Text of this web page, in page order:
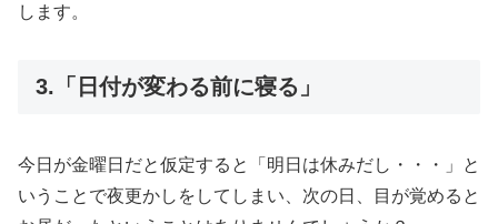
します。
3.「日付が変わる前に寝る」
今日が金曜日だと仮定すると「明日は休みだし・・・」と
いうことで夜更かしをしてしまい、次の日、目が覚めると